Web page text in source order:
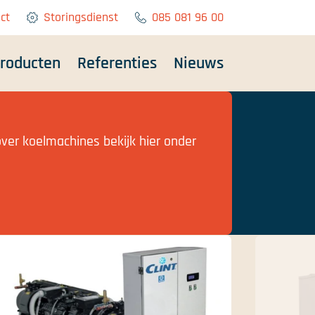
Referenties Nieuws
Storingsdienst 085 081 96 00
koelmachines bekijk hier onder